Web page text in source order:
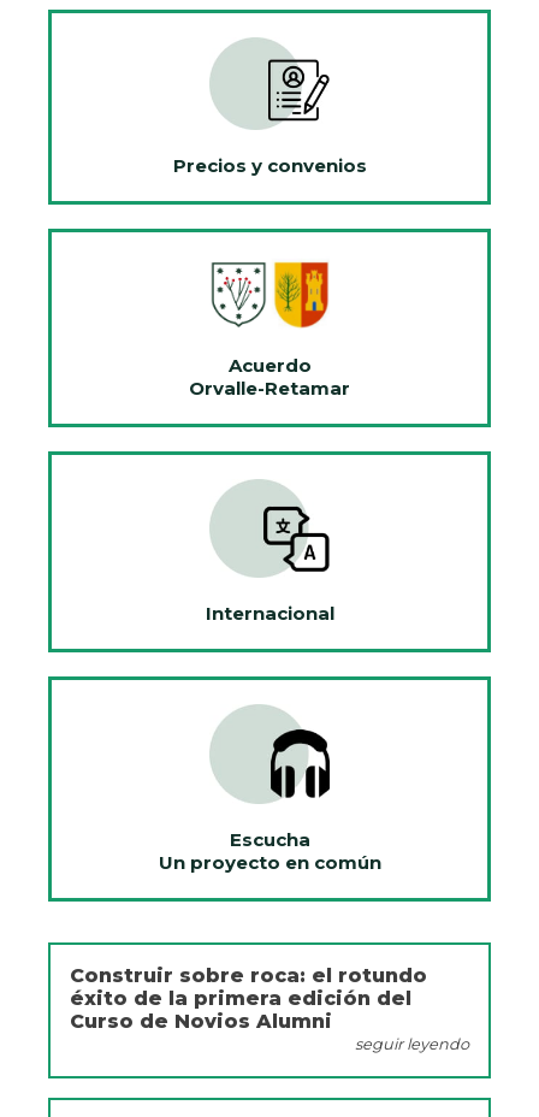
Precios y convenios
Acuerdo
Orvalle-Retamar
Internacional
Escucha
Un proyecto en común
Construir sobre roca: el rotundo
éxito de la primera edición del
Curso de Novios Alumni
seguir leyendo